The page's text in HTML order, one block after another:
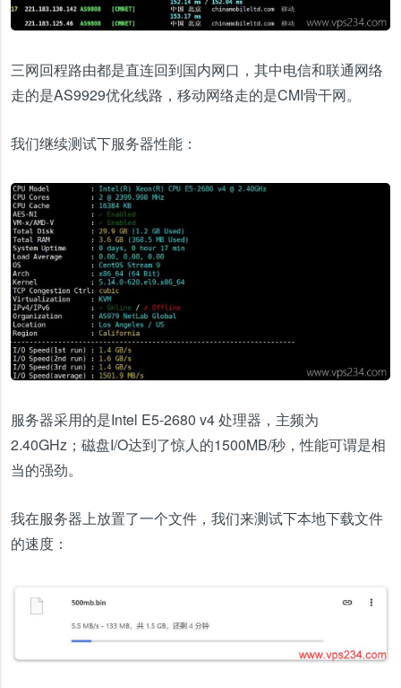
三网回程路由都是直连回到国内网口，其中电信和联通网络
走的是AS9929优化线路，移动网络走的是CMI骨干网。
我们继续测试下服务器性能：
服务器采用的是Intel E5-2680 v4 处理器，主频为
2.40GHz；磁盘I/O达到了惊人的1500MB/秒，性能可谓是相
当的强劲。
我在服务器上放置了一个文件，我们来测试下本地下载文件
的速度：